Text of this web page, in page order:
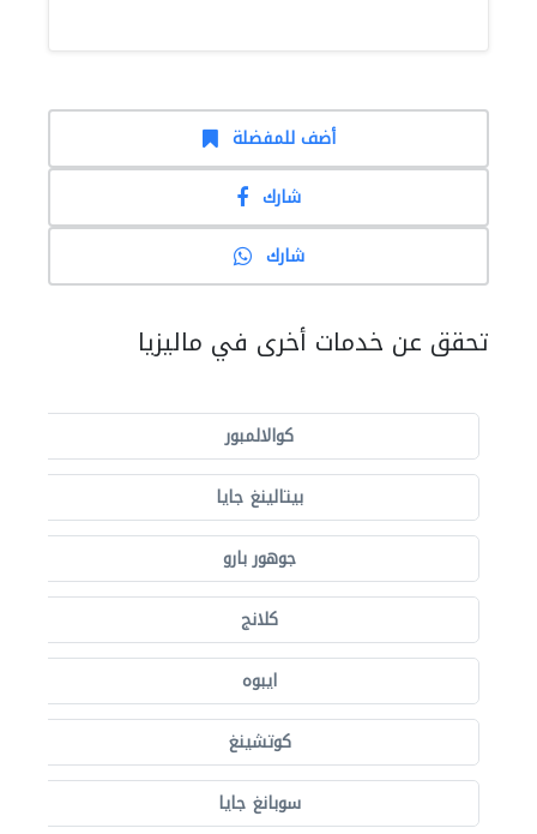
أضف للمفضلة
شارك
شارك
تحقق عن خدمات أخرى في ماليزيا
كوالالمبور
بيتالينغ جايا
جوهور بارو
كلانج
ايبوه
كوتشينغ
سوبانغ جايا